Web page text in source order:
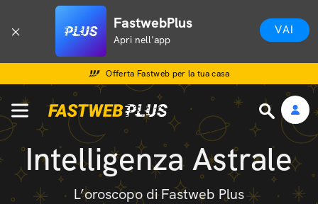
FastwebPlus
Apri nell'app
VAI
Offerta Fastweb per la tua casa
Intelligenza Astrale
L’oroscopo di Fastweb Plus